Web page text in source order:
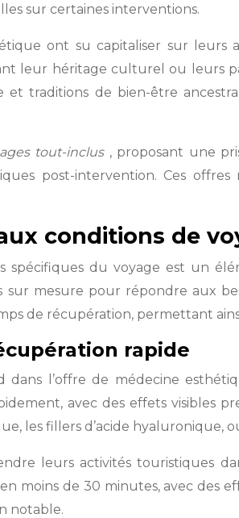
sur certaines interventions.
ont su capitaliser sur leurs
leur héritage culturel ou leurs
et traditions de bien-être
tout-inclus , proposant une
post-intervention. Ces
conditions de
spécifiques du voyage est un
sur mesure pour répondre aux
de récupération, permettant
rapide
l’offre de médecine
avec des effets visibles
les fillers d’acide hyaluronique,
leurs activités touristiques
moins de 30 minutes, avec des
notable.